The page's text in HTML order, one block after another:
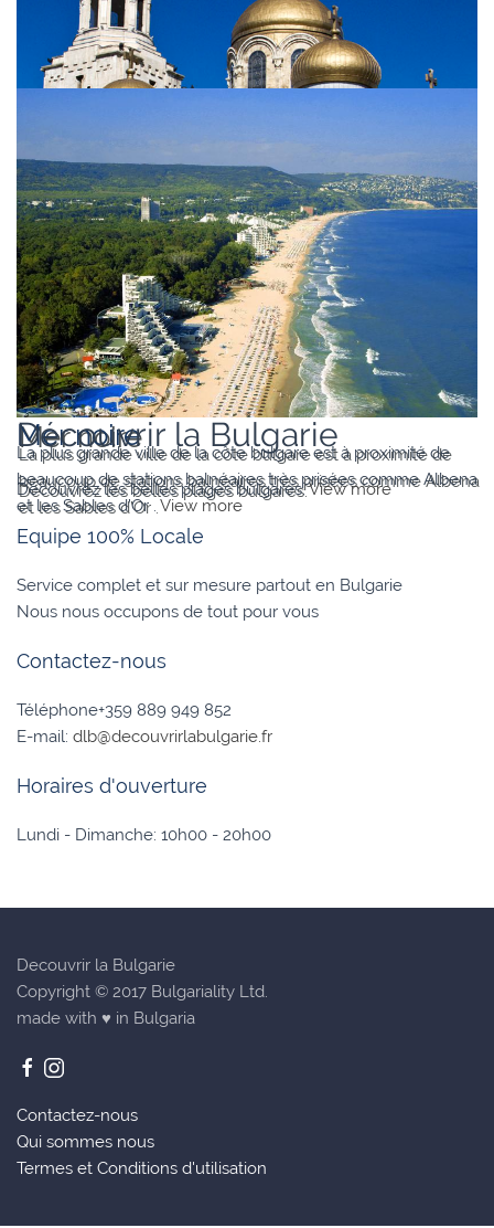
Goûtez aux plats typiques bulgares. Retrouvez les
savoureuses recettes traditionnelles.View more
Varna
La plus grande ville de la côte bulgare est à proximité de
beaucoup de stations balnéaires très prisées comme Albena
et les Sables d’Or . View more
Mer noire
Découvrez les belles plages bulgares.View more
Découvrir la Bulgarie
Equipe 100% Locale
Service complet et sur mesure partout en Bulgarie
Nous nous occupons de tout pour vous
Contactez-nous
Téléphone+359 889 949 852
E-mail: dlb@decouvrirlabulgarie.fr
Horaires d'ouverture
Lundi - Dimanche: 10h00 - 20h00
Decouvrir la Bulgarie
Copyright © 2017 Bulgariality Ltd.
made with ♥ in Bulgaria
Contactez-nous
Qui sommes nous
Termes et Conditions d'utilisation